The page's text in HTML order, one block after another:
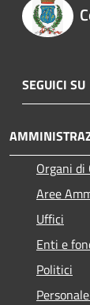
SEGUICI SU
Organi di
Aree
Uffici
Enti e
Politici